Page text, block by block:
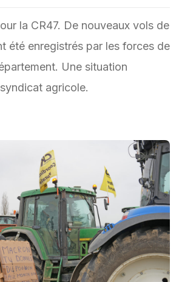
la CR47. De nouveaux vols de
été enregistrés par les forces de
Une situation
agricole.